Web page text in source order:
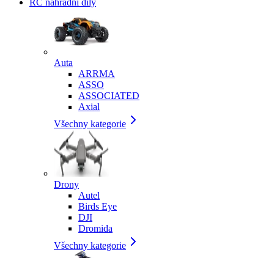
RC náhradní díly
Auta
ARRMA
ASSO
ASSOCIATED
Axial
Všechny kategorie
Drony
Autel
Birds Eye
DJI
Dromida
Všechny kategorie